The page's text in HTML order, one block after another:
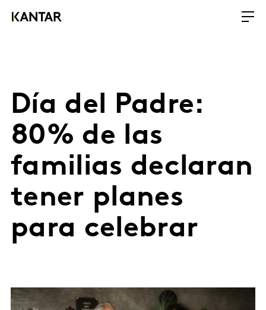
Día del Padre:
80% de las
familias declaran
tener planes
para celebrar